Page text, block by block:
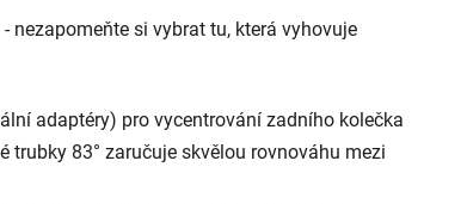
nezapomeňte si vybrat tu, která vyhovuje
adaptéry) pro vycentrování zadního kolečka
trubky 83° zaručuje skvělou rovnováhu mezi